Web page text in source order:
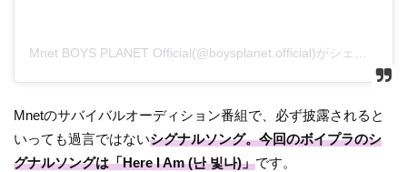
Mnetのサバイバルオーディション番組で、必ず披露されると
いっても過言ではないシグナルソング。今回のボイプラのシ
グナルソングは「Here I Am (난 빛나)」です。